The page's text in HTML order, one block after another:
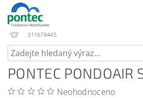
311678445
PONTEC PONDOAIR
Neohodnoceno